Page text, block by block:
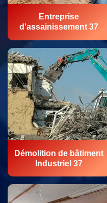
Entreprise
d'assainissement 37
Démolition de bâtiment
Industriel 37